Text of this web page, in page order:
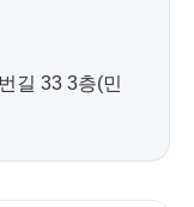
길 33 3층(민